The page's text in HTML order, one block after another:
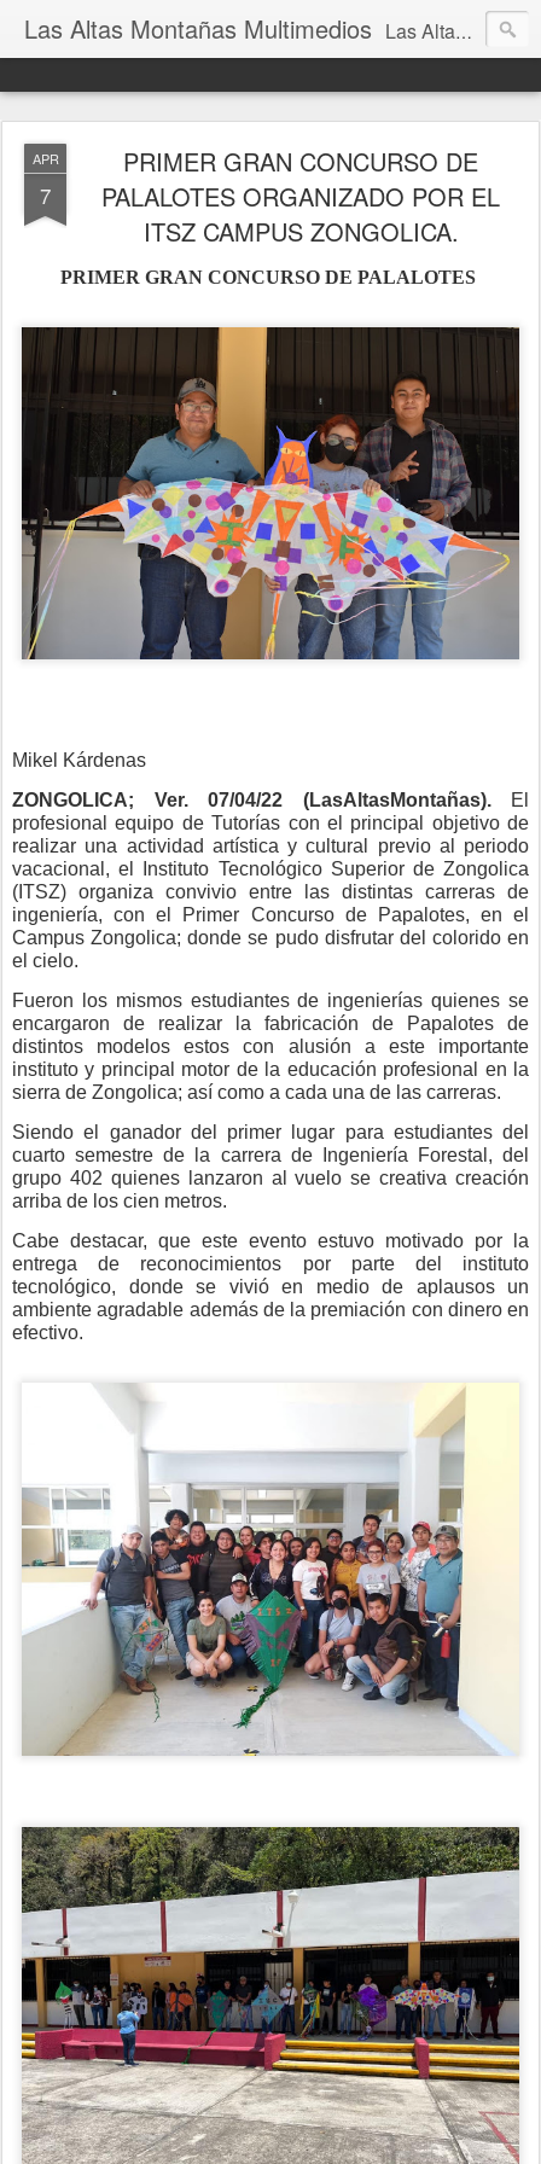
Las Altas Montañas Multimedios Las Altas Montañas Multimedios
APR
7
PRIMER GRAN CONCURSO DE
PALALOTES ORGANIZADO POR EL
ITSZ CAMPUS ZONGOLICA.
PRIMER GRAN CONCURSO DE PALALOTES
Mikel Kárdenas
ZONGOLICA; Ver. 07/04/22 (LasAltasMontañas).
El
profesional equipo de Tutorías con el principal objetivo de
realizar una actividad artística y cultural previo al periodo
vacacional, el Instituto Tecnológico Superior de Zongolica
(ITSZ) organiza convivio entre las distintas carreras de
ingeniería, con el Primer Concurso de Papalotes, en el
Campus Zongolica; donde se pudo disfrutar del colorido en
el cielo.
Fueron los mismos estudiantes de ingenierías quienes se
encargaron de realizar la fabricación de Papalotes de
distintos modelos estos con alusión a este importante
instituto y principal motor de la educación profesional en la
sierra de Zongolica; así como a cada una de las carreras.
Siendo el ganador del primer lugar para estudiantes del
cuarto semestre de la carrera de Ingeniería Forestal, del
grupo 402 quienes lanzaron al vuelo se creativa creación
arriba de los cien metros.
Cabe destacar, que este evento estuvo motivado por la
entrega de reconocimientos por parte del instituto
tecnológico, donde se vivió en medio de aplausos un
ambiente agradable además de la premiación con dinero en
efectivo.